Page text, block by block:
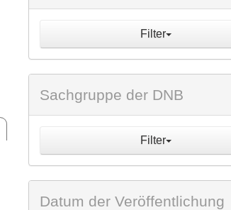
Filter
Sachgruppe der DNB
Filter
Datum der Veröffentlichung